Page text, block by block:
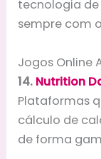
tecnologia
sempre com
Jogos Online
14. Nutrition
Plataformas
cálculo de
de forma